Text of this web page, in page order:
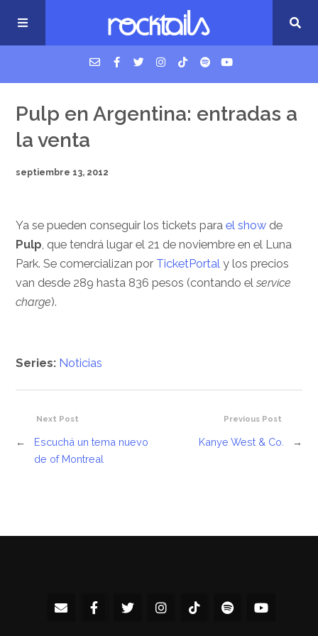
USM Podcast
Cigarrillos en la cama
Pulp en Argentina: entradas a
la venta
septiembre 13, 2012
Ya se pueden conseguir los tickets parael show de
Pulp, que tendrá lugar el 21 de noviembre en el Luna
Park. Se comercializan por TicketPortal y los precios
van desde 289 hasta 836 pesos (contando elservice
charge).
Series: Noticias
Previous Post
Kanye West & Co. →
Next Post
←
Escuchá un tema nuevo
de of Montreal